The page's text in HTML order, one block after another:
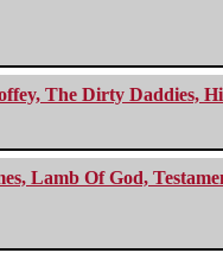
The Dirty Daddies,
Lamb Of God,